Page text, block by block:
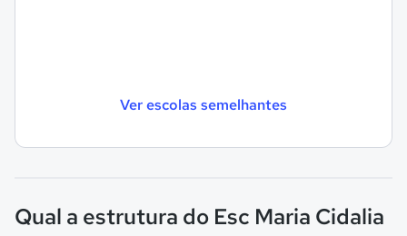
Ver escolas semelhantes
Qual a estrutura do Esc Maria Cidalia